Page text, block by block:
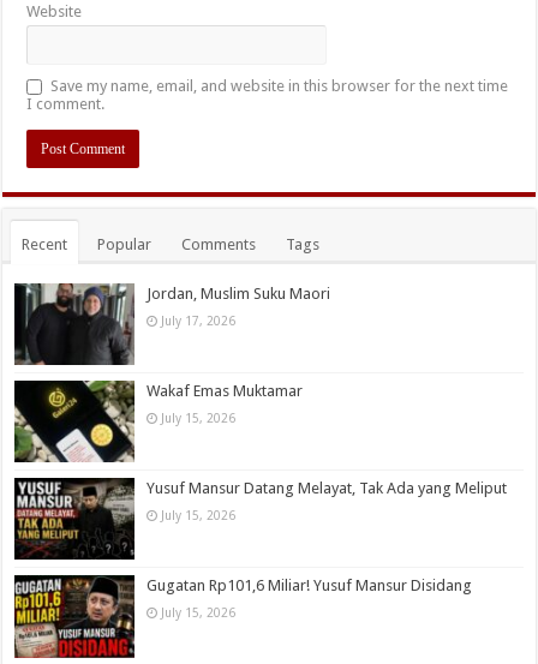
Website
Save my name, email, and website in this browser for the next time
I comment.
Recent Popular Comments Tags
Jordan, Muslim Suku Maori
July 17, 2026
Wakaf Emas Muktamar
July 15, 2026
Yusuf Mansur Datang Melayat, Tak Ada yang Meliput
July 15, 2026
Gugatan Rp101,6 Miliar! Yusuf Mansur Disidang
July 15, 2026